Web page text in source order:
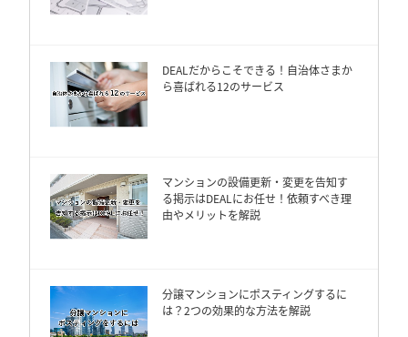
DEALだからこそできる！自治体さまか
ら喜ばれる12のサービス
マンションの設備更新・変更を告知す
る掲示はDEALにお任せ！依頼すべき理
由やメリットを解説
分譲マンションにポスティングするに
は？2つの効果的な方法を解説